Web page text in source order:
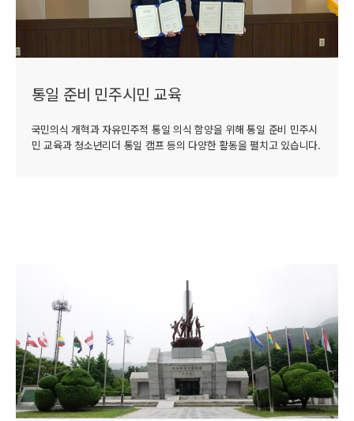
통일 준비 민주시민 교육
국민의식 개혁과 자유민주적 통일 의식 함양을 위해 통일 준비 민주시
민 교육과 청소년리더 통일 캠프 등의 다양한 활동을 펼치고 있습니다.